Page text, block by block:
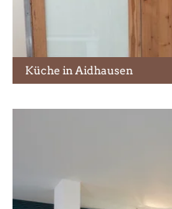
Küche in Aidhausen